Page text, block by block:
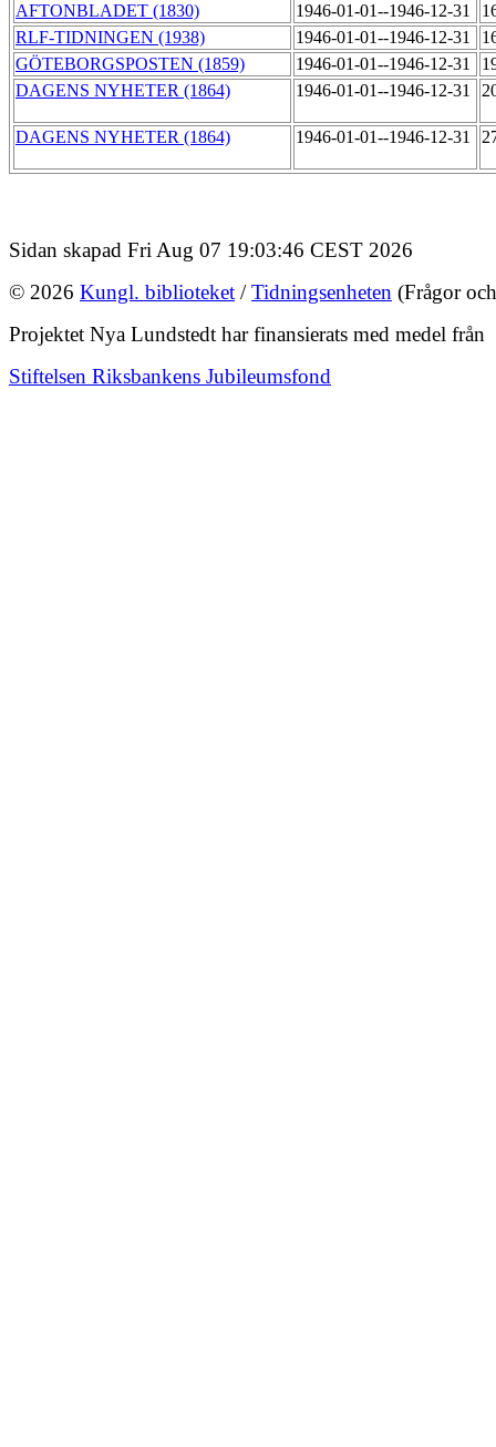
AFTONBLADET (1830)
1946-01-01--1946-12-31
RLF-TIDNINGEN (1938)
1946-01-01--1946-12-31
GÖTEBORGSPOSTEN (1859)
1946-01-01--1946-12-31
DAGENS NYHETER (1864)
1946-01-01--1946-12-31
DAGENS NYHETER (1864) 1946-01-01--1946-12-31
Sidan skapad Fri Aug 07 19:03:46 CEST 2026
© 2026 Kungl. biblioteket /Tidningsenheten (Frågor
Projektet Nya Lundstedt har finansierats med medel från
Stiftelsen Riksbankens Jubileumsfond